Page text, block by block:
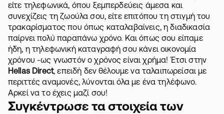
είτε τηλεφωνικά, όπου ξεμπερδεύεις άμεσα και
συνεχίζεις τη ζωούλα σου, είτε επιτόπου τη στιγμή του
τρακαρίσματος που όπως καταλαβαίνεις, η διαδικασία
παίρνει πολύ παραπάνω χρόνο. Και όπως σου είπαμε
ήδη, η τηλεφωνική καταγραφή σου κάνει οικονομία
χρόνου -ως γνωστόν ο χρόνος είναι χρήμα! Έτσι στην
Hellas Direct, επειδή δεν θέλουμε να ταλαιπωρείσαι με
περιττές αναμονές, λύνονται όλα με ένα τηλέφωνο.
Αρκεί να το έχεις μαζί σου!
Συγκέντρωσε τα στοιχεία των